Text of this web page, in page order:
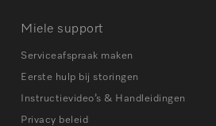
Miele support
Serviceafspraak maken
Eerste hulp bij storingen
Instructievideo’s & Handleidingen
Privacy beleid